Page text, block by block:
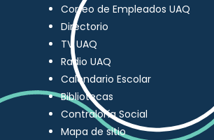
Correo de Empleados UAQ
Directorio
TV UAQ
Radio UAQ
Calendario Escolar
Bibliotecas
Contraloría Social
Mapa de sitio